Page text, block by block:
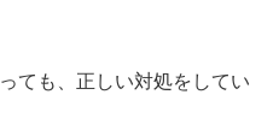
ても、正しい対処をしてい